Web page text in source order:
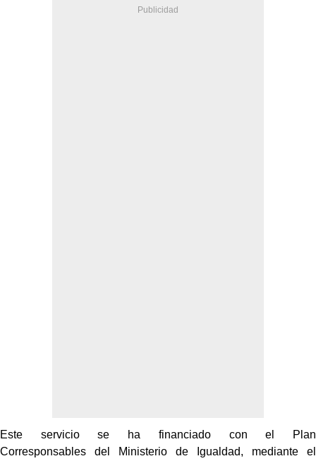
Este servicio se ha financiado con el Plan
Corresponsables del Ministerio de Igualdad, mediante el